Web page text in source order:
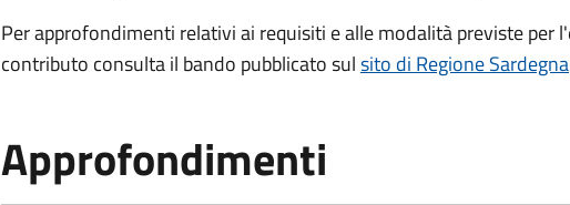
Per approfondimenti relativi ai requisiti e alle modalità previste per
contributo consulta il bando pubblicato sulsito di Regione Sardegna
Approfondimenti